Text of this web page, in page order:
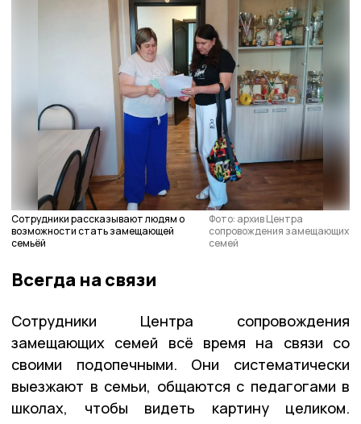
Сотрудники рассказывают людям о
возможности стать замещающей
семьёй
Фото: архив Центра
сопровождения замещающих
семей
Всегда на связи
Сотрудники Центра сопровождения
замещающих семей всё время на связи со
своими подопечными. Они систематически
выезжают в семьи, общаются с педагогами в
школах, чтобы видеть картину целиком.